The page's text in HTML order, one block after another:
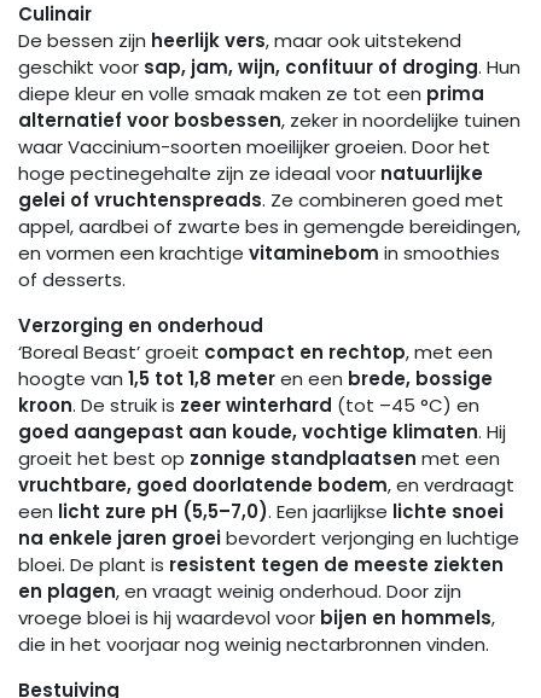
Culinair
De bessen zijn heerlijk vers, maar ook uitstekend
geschikt voor sap, jam, wijn, confituur of droging. Hun
diepe kleur en volle smaak maken ze tot een prima
alternatief voor bosbessen, zeker in noordelijke tuinen
waar Vaccinium-soorten moeilijker groeien. Door het
hoge pectinegehalte zijn ze ideaal voor natuurlijke
gelei of vruchtenspreads. Ze combineren goed met
appel, aardbei of zwarte bes in gemengde bereidingen,
en vormen een krachtige vitaminebom in smoothies
of desserts.
Verzorging en onderhoud
‘Boreal Beast’ groeit compact en rechtop, met een
hoogte van 1,5 tot 1,8 meteren een brede, bossige
kroon. De struik is zeer winterhard (tot –45 °C) en
goed aangepast aan koude, vochtige klimaten. Hij
groeit het best op zonnige standplaatsen met een
vruchtbare, goed doorlatende bodem, en verdraagt
een licht zure pH (5,5–7,0). Een jaarlijkse lichte snoei
na enkele jaren groeibevordert verjonging en luchtige
bloei. De plant is resistent tegen de meeste ziekten
en plagen, en vraagt weinig onderhoud. Door zijn
vroege bloei is hij waardevol voor bijen en hommels,
die in het voorjaar nog weinig nectarbronnen vinden.
Bestuiving